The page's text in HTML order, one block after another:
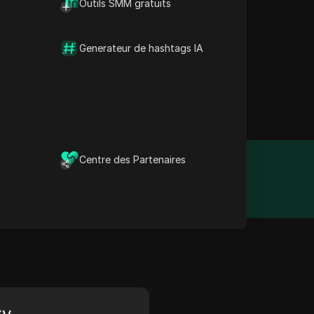
Outils SMM gratuits
Generateur de hashtags IA
Centre des Partenaires
la sécurité et
des proxys
que le web scraping,
fiable, faisant
Année de création